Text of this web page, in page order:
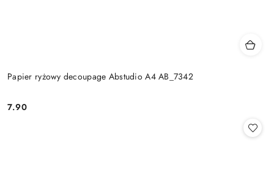
Papier ryżowy decoupage Abstudio A4 AB_7342
Cena:
7.90